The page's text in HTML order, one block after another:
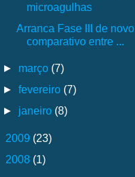
microagulhas
Arranca Fase III de
comparativo entre ...
► março (7)
►fevereiro (7)
► janeiro (8)
2009 (23)
2008 (1)